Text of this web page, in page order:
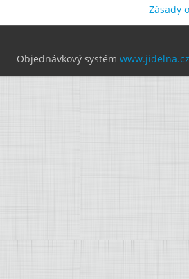
Zásady
Objednávkový systém www.jidelna.cz